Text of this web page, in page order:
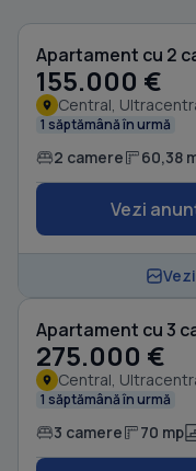
155.000 €
Central,
1 săptămână în urmă
2 camere 60,38
Vezi
275.000 €
Central,
1 săptămână în urmă
3 camere 70 mp